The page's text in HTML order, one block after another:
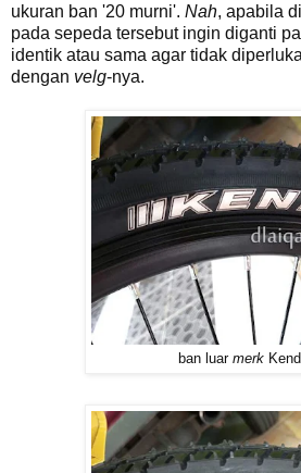
ukuran ban '20 murni'. Nah, apabila
pada sepeda tersebut ingin diganti
identik atau sama agar tidak
dengan velg-nya.
ban luar merk